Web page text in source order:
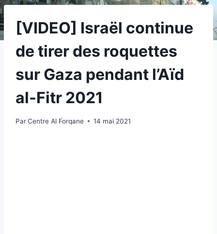
[VIDEO] Israël continue
de tirer des roquettes
sur Gaza pendant l’Aïd
al-Fitr 2021
ParCentre Al Forqane 14 mai 2021